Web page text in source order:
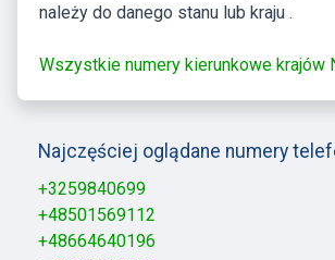
należy do danego stanu lub kraju .
Wszystkie numery kierunkowe krajów
Najczęściej oglądane numery
+3259840699
+48501569112
+48664640196